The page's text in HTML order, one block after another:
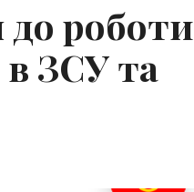
роботи
в ЗСУ та